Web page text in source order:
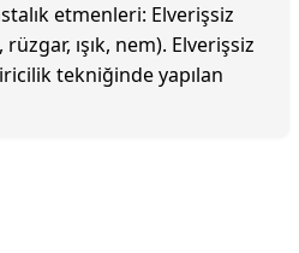
etmenleri: Elverişsiz
ışık, nem). Elverişsiz
tekniğinde yapılan